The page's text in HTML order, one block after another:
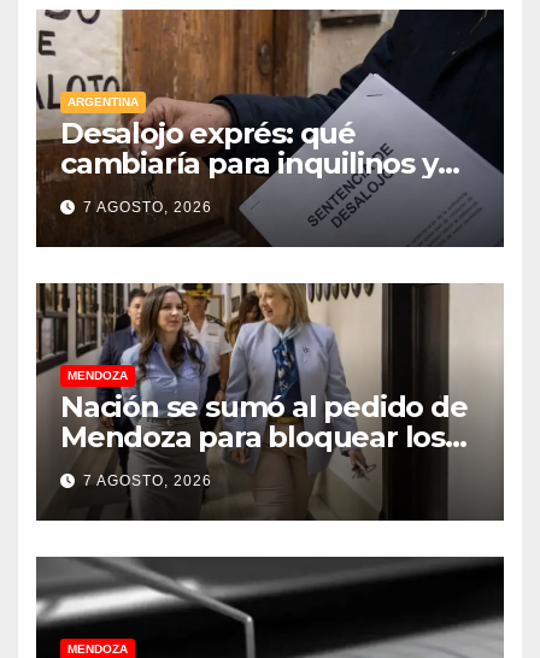
ARGENTINA
Desalojo exprés: qué
cambiaría para inquilinos y
dueños con el proyecto que
tuvo media sanción en la
Cámara alta
7 AGOSTO, 2026
MENDOZA
Nación se sumó al pedido de
Mendoza para bloquear los
celulares en las cárceles de la
provincia
7 AGOSTO, 2026
MENDOZA